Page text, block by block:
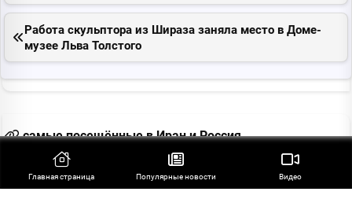
Pабота скульптора из Шираза заняла место в Доме-
музее Льва Толстого
самые посещённые в Иран и Россия
Главная страница Популярные новости Видео